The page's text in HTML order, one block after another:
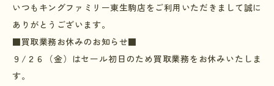
いつもキングファミリー東生駒店をご利用いただきまして誠に
ありがとうございます。
■買取業務お休みのお知らせ■
９ / ２６（金）はセール初日のため買取業務をお休みいたしま
す。